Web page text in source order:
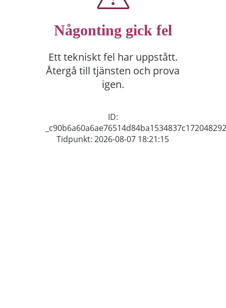
Någonting gick fel
Ett tekniskt fel har uppstått.
Återgå till tjänsten och prova
igen.
ID:
Tidpunkt: 2026-08-07 18:21:15